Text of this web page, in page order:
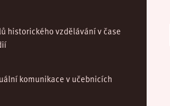
historického vzdělávání v čase
komunikace v učebnicích